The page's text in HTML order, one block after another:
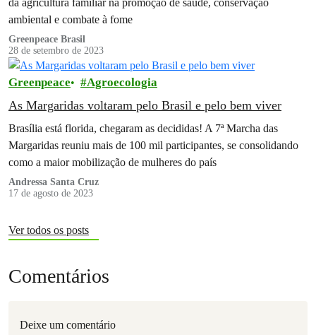
ambiental e combate à fome
Greenpeace Brasil
28 de setembro de 2023
Greenpeace Agroecologia
As Margaridas voltaram pelo Brasil e pelo bem viver
Brasília está florida, chegaram as decididas! A 7ª Marcha das
Margaridas reuniu mais de 100 mil participantes, se consolidando
como a maior mobilização de mulheres do país
Andressa Santa Cruz
17 de agosto de 2023
Ver todos os posts
Comentários
Deixe um comentário